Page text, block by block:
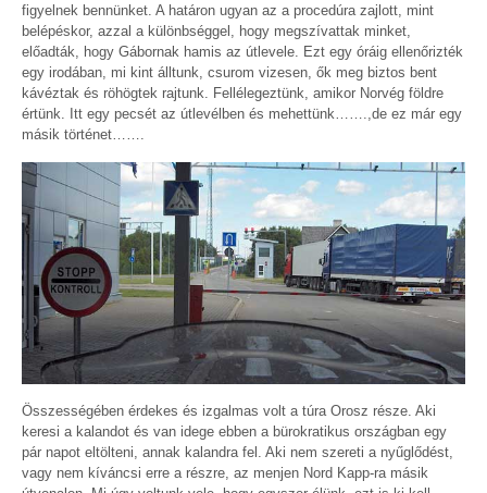
figyelnek bennünket. A határon ugyan az a procedúra zajlott, mint
belépéskor, azzal a különbséggel, hogy megszívattak minket,
előadták, hogy Gábornak hamis az útlevele. Ezt egy óráig ellenőrizték
egy irodában, mi kint álltunk, csurom vizesen, ők meg biztos bent
kávéztak és röhögtek rajtunk. Fellélegeztünk, amikor Norvég földre
értünk. Itt egy pecsét az útlevélben és mehettünk…….,de ez már egy
másik történet…….
Összességében érdekes és izgalmas volt a túra Orosz része. Aki
keresi a kalandot és van idege ebben a bürokratikus országban egy
pár napot eltölteni, annak kalandra fel. Aki nem szereti a nyűglődést,
vagy nem kíváncsi erre a részre, az menjen Nord Kapp-ra másik